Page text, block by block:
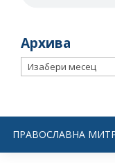
Архива
Архива
ПРАВОСЛАВНА